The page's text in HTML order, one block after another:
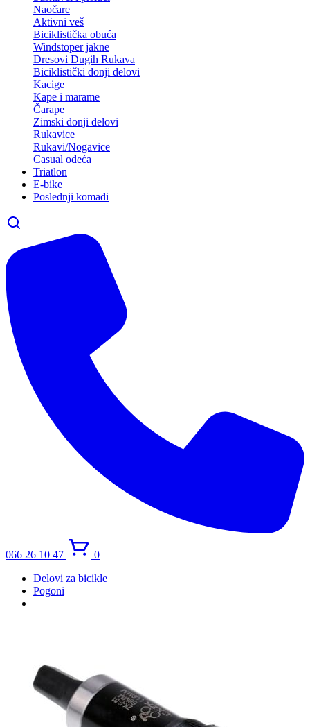
Naočare
Aktivni veš
Biciklistička obuća
Windstoper jakne
Dresovi Dugih Rukava
Biciklistički donji delovi
Kacige
Kape i marame
Čarape
Zimski donji delovi
Rukavice
Rukavi/Nogavice
Casual odeća
Triatlon
E-bike
Poslednji komadi
066 26 10 47
0
Delovi za bicikle
Pogoni